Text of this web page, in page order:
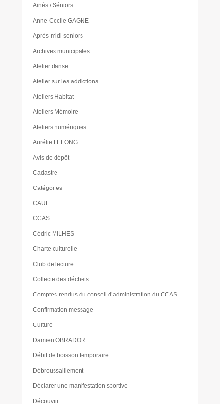
Ainés / Séniors
Anne-Cécile GAGNE
Après-midi seniors
Archives municipales
Atelier danse
Atelier sur les addictions
Ateliers Habitat
Ateliers Mémoire
Ateliers numériques
Aurélie LELONG
Avis de dépôt
Cadastre
Catégories
CAUE
CCAS
Cédric MILHES
Charte culturelle
Club de lecture
Collecte des déchets
Comptes-rendus du conseil d’administration du CCAS
Confirmation message
Culture
Damien OBRADOR
Débit de boisson temporaire
Débroussaillement
Déclarer une manifestation sportive
Découvrir